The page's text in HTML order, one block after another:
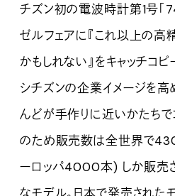
チズン初の電波時計第1号「
ゼルフェアに『これ以上の
かもしれない』をキャッチコ
シチズンの企業イメージを
んどが手作りに近いかたちで
のため販売数は全世界で
ーロッパ4000本) しか販売